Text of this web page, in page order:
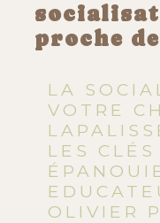
proche
LA
VOTRE
LES
OLIVIER